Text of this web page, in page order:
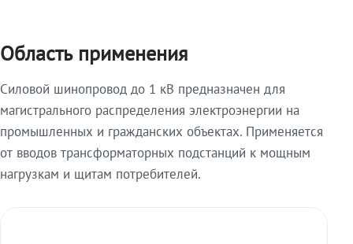
Область применения
Силовой шинопровод до 1 кВ предназначен для
магистрального распределения электроэнергии на
промышленных и гражданских объектах. Применяется
от вводов трансформаторных подстанций к мощным
нагрузкам и щитам потребителей.